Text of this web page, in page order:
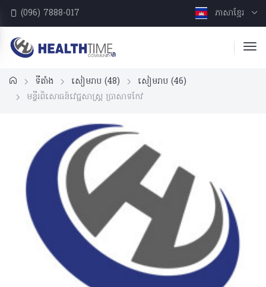
(096) 7888-017 ភាសាខ្មែរ
ទីតាំង សៀមរាប (48) សៀមរាប (46)
មន្ទីរពិសោធន៍វេជ្ជសាស្រ្ត ប្រាសាទកែវ